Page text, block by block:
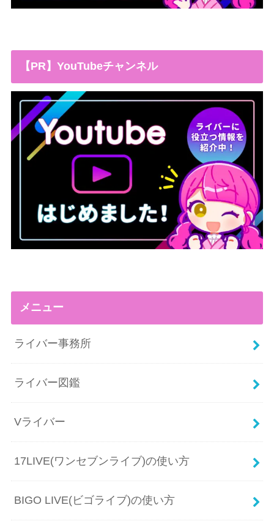
【PR】YouTubeチャンネル
メニュー
ライバー事務所
ライバー図鑑
Vライバー
17LIVE(ワンセブンライブ)の使い方
BIGO LIVE(ビゴライブ)の使い方